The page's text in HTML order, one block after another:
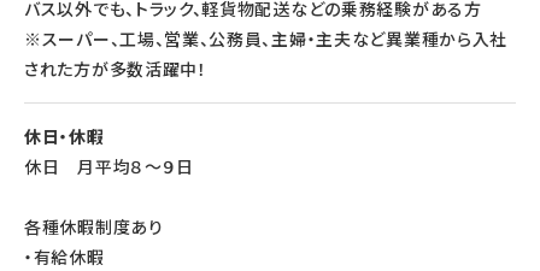
バス以外でも、トラック、軽貨物配送などの乗務経験がある方
※スーパー、工場、営業、公務員、主婦・主夫など異業種から入社
された方が多数活躍中！
休日・休暇
休日 月平均８～９日
各種休暇制度あり
・有給休暇